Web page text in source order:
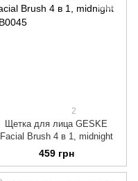
2
Щетка для лица GESKE
Facial Brush 4 в 1, midnight
459 грн